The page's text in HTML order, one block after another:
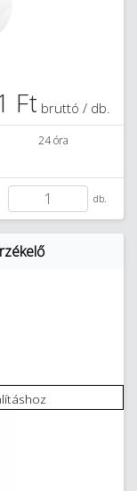
Ft bruttó / db.
24 óra
db.